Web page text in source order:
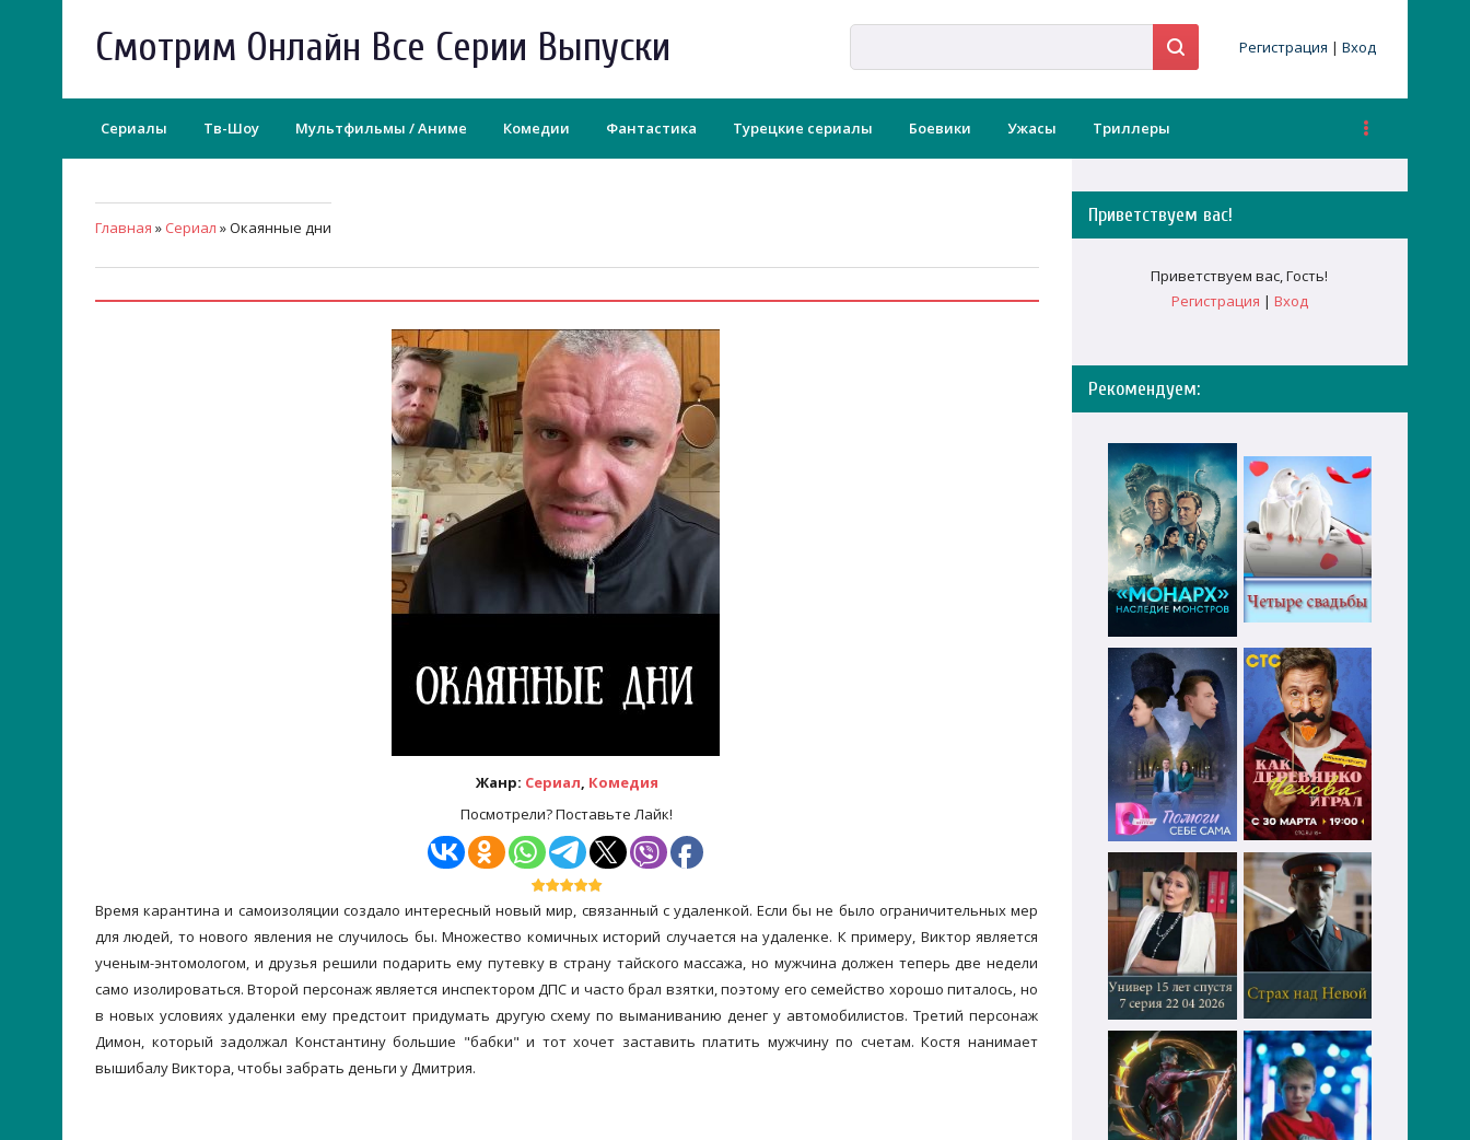
Смотрим Онлайн Все Серии Выпуски Регистрация | Вход
Сериалы Тв-Шоу Мультфильмы / Аниме Комедии Фантастика Турецкие сериалы Боевики Ужасы Триллеры
Главная » Сериал » Окаянные дни
Жанр: Сериал, Комедия
Посмотрели? Поставьте Лайк!
Время карантина и самоизоляции создало интересный новый мир, связанный с удаленкой. Если бы не было ограничительных мер
для людей, то нового явления не случилось бы. Множество комичных историй случается на удаленке. К примеру, Виктор является
ученым-энтомологом, и друзья решили подарить ему путевку в страну тайского массажа, но мужчина должен теперь две недели
само изолироваться. Второй персонаж является инспектором ДПС и часто брал взятки, поэтому его семейство хорошо питалось, но
в новых условиях удаленки ему предстоит придумать другую схему по выманиванию денег у автомобилистов. Третий персонаж
Димон, который задолжал Константину большие "бабки" и тот хочет заставить платить мужчину по счетам. Костя нанимает
вышибалу Виктора, чтобы забрать деньги у Дмитрия.
Приветствуем вас!
Приветствуем вас,Гость!
Регистрация | Вход
Рекомендуем: